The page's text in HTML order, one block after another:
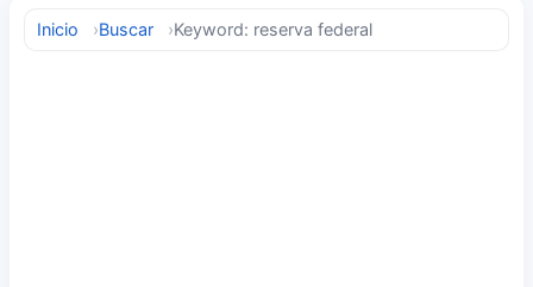
Inicio Buscar Keyword: reserva federal